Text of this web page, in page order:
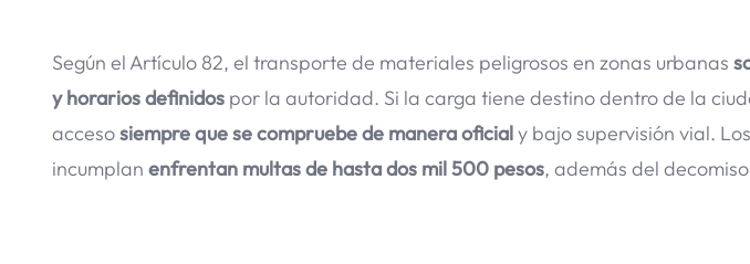
Según el Artículo 82, el transporte de materiales peligrosos en zonas urbanas
y horarios definidos por la autoridad. Si la carga tiene destino dentro de la
accesosiempre que se compruebe de manera oficialy bajo supervisión vial.
incumplan enfrentan multas de hasta dos mil 500 pesos, además del